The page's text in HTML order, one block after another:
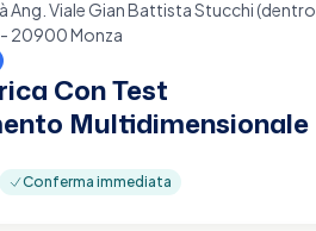
Ang. Viale Gian Battista Stucchi (dentro
- 20900 Monza
Con Test
Multidimensionale
Conferma immediata